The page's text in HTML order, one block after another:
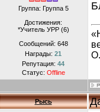
Группа: Группа 5
Достижения:
*Учитель УРР (6)
Сообщений: 648
Награды: 21
Репутация: 44
Статус: Offline
Рысь